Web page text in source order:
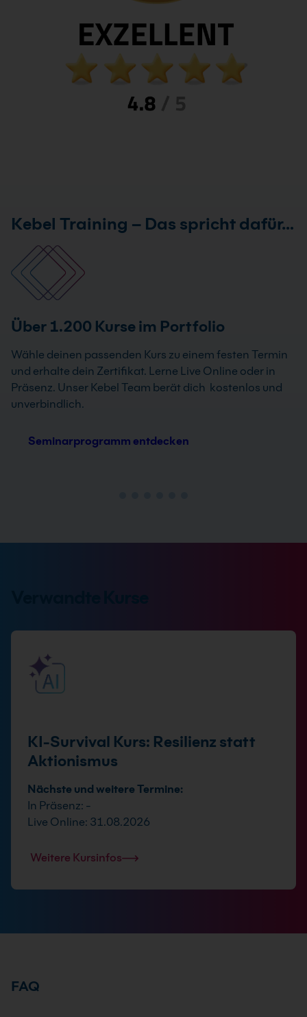
Kebel Training – Das spricht dafür…
Über 1.200 Kurse im Portfolio
Wähle deinen passenden Kurs zu einem festen Termin
und erhalte dein Zertifikat. Lerne Live Online oder in
Präsenz. Unser Kebel Team berät dich kostenlos und
unverbindlich.
Seminarprogramm entdecken
KI-Survival Kurs: Resilienz statt
Aktionismus
Nächste und weitere Termine:
In Präsenz: -
Live Online: 31.08.2026
Weitere Kursinfos
FAQ